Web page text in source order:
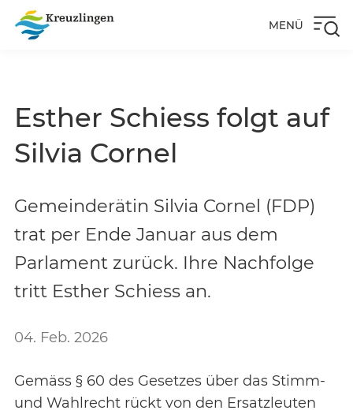
MENÜ
Esther Schiess folgt auf
Silvia Cornel
Gemeinderätin Silvia Cornel (FDP)
trat per Ende Januar aus dem
Parlament zurück. Ihre Nachfolge
tritt Esther Schiess an.
04. Feb. 2026
Gemäss § 60 des Gesetzes über das Stimm-
und Wahlrecht rückt von den Ersatzleuten